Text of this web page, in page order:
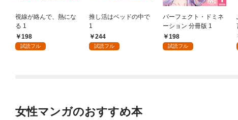
視線が絡んで、熱にな
る 1
198
試読フル
推し活はベッドの中で
1
244
試読フル
パーフェクト・ドミネ
ーション 分冊版 1
198
試読フル
女性マンガのおすすめ本